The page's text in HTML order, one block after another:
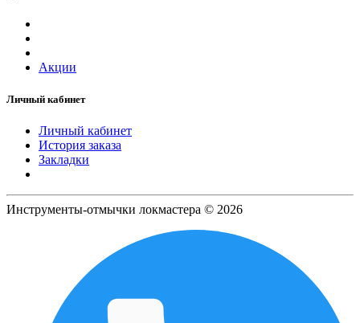
Акции
Личный кабинет
Личный кабинет
История заказа
Закладки
Инструменты-отмычки локмастера © 2026